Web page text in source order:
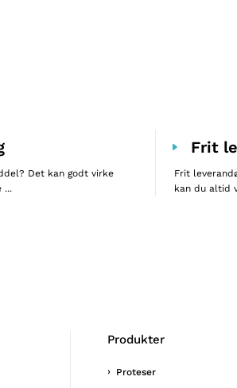
Det kan godt virke
...
Frit
Frit
kan du altid
Produkter
Proteser